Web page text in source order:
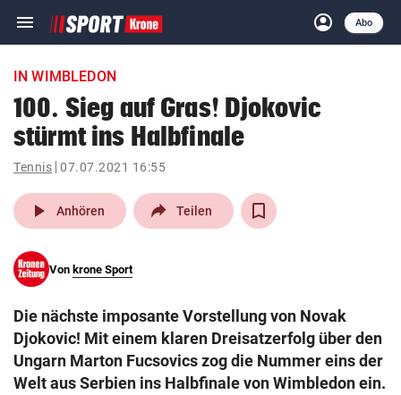
menu Navigation
ein-/ausklappen
account_circle
Anmelden
Abo
close Schließen
account_circle Anmelden
pin_drop
Wien arrow_right
search
eingeben
IN WIMBLEDON
100. Sieg auf Gras! Djokovic
stürmt ins Halbfinale
Tennis 07.07.2021 16:55
play_arrow Anhören Teilen
Von krone Sport
Die nächste imposante Vorstellung von Novak
Djokovic! Mit einem klaren Dreisatzerfolg über den
Ungarn Marton Fucsovics zog die Nummer eins der
Welt aus Serbien ins Halbfinale von Wimbledon ein.